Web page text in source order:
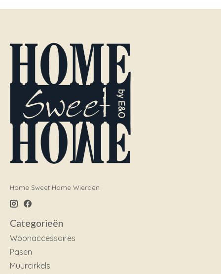
Home Sweet Home Wierden
Categorieën
Woonaccessoires
Pasen
Muurcirkels